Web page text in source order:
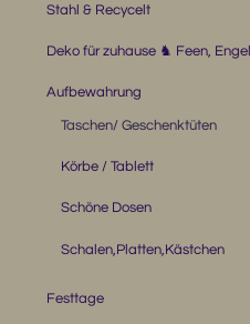
Stahl & Recycelt
Deko für zuhause ♞ Feen,
Aufbewahrung
Taschen/ Geschenktüten
Körbe / Tablett
Schöne Dosen
Schalen,Platten,Kästchen
Festtage